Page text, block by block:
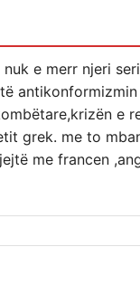
e merr njeri
e
grek. me to
me francen